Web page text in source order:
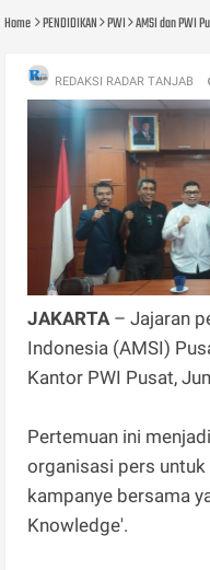
Home PENDIDIKAN PWI AMSI dan PWI
REDAKSI RADAR TANJAB
JAKARTA – Jajaran
Indonesia (AMSI)
Kantor PWI Pusat,
Pertemuan ini
organisasi pers
kampanye bersama
Knowledge'.